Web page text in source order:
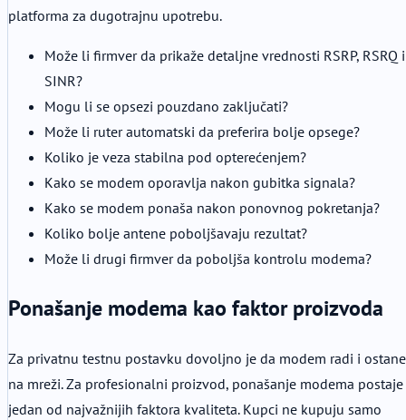
platforma za dugotrajnu upotrebu.
Može li firmver da prikaže detaljne vrednosti RSRP, RSRQ i
SINR?
Mogu li se opsezi pouzdano zaključati?
Može li ruter automatski da preferira bolje opsege?
Koliko je veza stabilna pod opterećenjem?
Kako se modem oporavlja nakon gubitka signala?
Kako se modem ponaša nakon ponovnog pokretanja?
Koliko bolje antene poboljšavaju rezultat?
Može li drugi firmver da poboljša kontrolu modema?
Ponašanje modema kao faktor proizvoda
Za privatnu testnu postavku dovoljno je da modem radi i ostane
na mreži. Za profesionalni proizvod, ponašanje modema postaje
jedan od najvažnijih faktora kvaliteta. Kupci ne kupuju samo